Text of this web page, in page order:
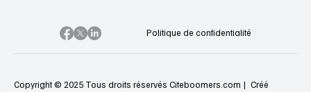
Politique de confidentialité
Copyright © 2025 Tous droits réservés Citeboomers.com | Créé